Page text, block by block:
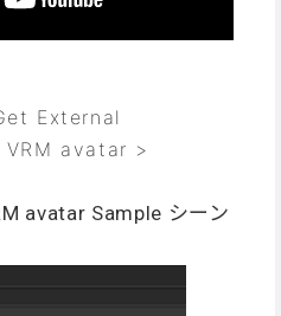
External
avatar >
avatar Sample シーン